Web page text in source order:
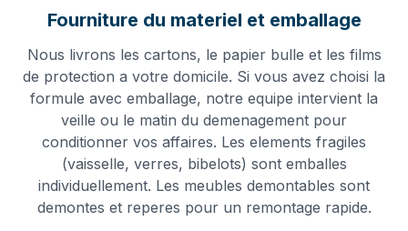
Fourniture du materiel et emballage
Nous livrons les cartons, le papier bulle et les films
de protection a votre domicile. Si vous avez choisi la
formule avec emballage, notre equipe intervient la
veille ou le matin du demenagement pour
conditionner vos affaires. Les elements fragiles
(vaisselle, verres, bibelots) sont emballes
individuellement. Les meubles demontables sont
demontes et reperes pour un remontage rapide.